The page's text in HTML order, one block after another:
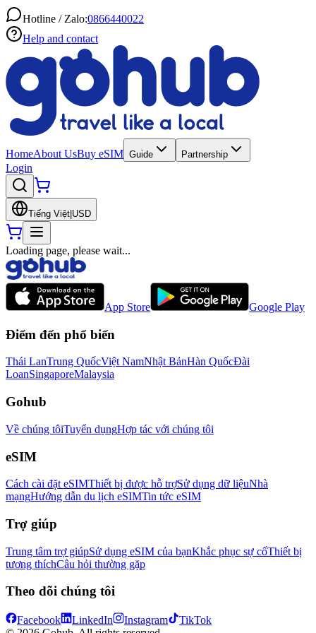
Hotline / Zalo:0866440022
Help and contact
HomeAbout UsBuy eSIM Guide Partnership
Login
Tiếng Việt USD
Loading page, please wait...
App Store Google Play
Điểm đến phổ biến
Thái LanTrung QuốcViệt NamNhật BảnHàn QuốcĐài
LoanSingaporeMalaysia
Gohub
Về chúng tôiTuyển dụngHợp tác với chúng tôi
eSIM
Cách cài đặt eSIMThiết bị được hỗ trợSử dụng dữ liệuNhà
mạngHướng dẫn du lịch eSIMTin tức eSIM
Trợ giúp
Trung tâm trợ giúpSử dụng eSIM của bạnKhắc phục sự cốThiết bị
tương thíchCâu hỏi thường gặp
Theo dõi chúng tôi
Facebook LinkedIn Instagram
TikTok